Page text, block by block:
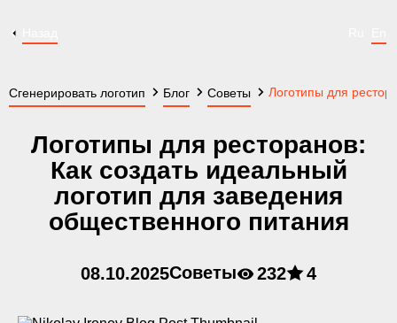
Сгенерировать логотип Блог Советы Логотипы для
Логотипы для ресторанов:
Как создать идеальный
логотип для заведения
общественного питания
08.10.2025Советы 232 4